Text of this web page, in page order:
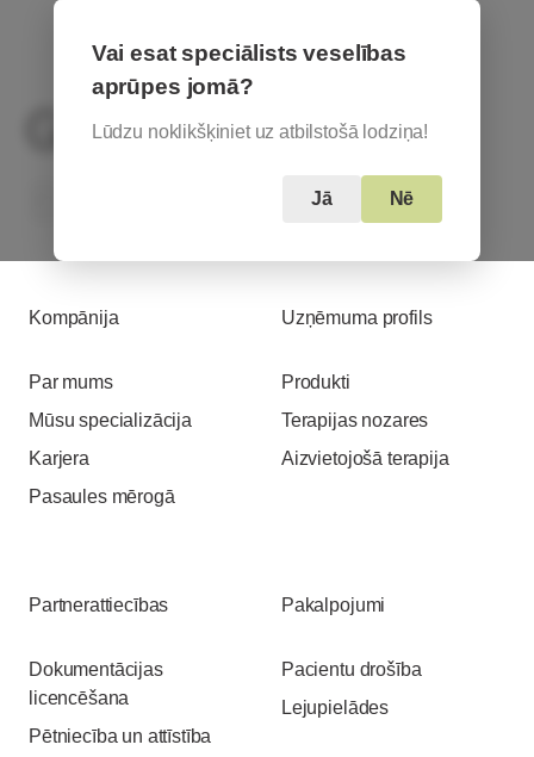
Vai esat speciālists veselības
aprūpes jomā?
Lūdzu noklikšķiniet uz atbilstošā lodziņa!
Jā Nē
Based in Austria
Kompānija
Par mums
Mūsu specializācija
Karjera
Pasaules mērogā
Uzņēmuma profils
Produkti
Terapijas nozares
Aizvietojošā terapija
Partnerattiecības
Dokumentācijas
licencēšana
Pētniecība un attīstība
Pakalpojumi
Pacientu drošība
Lejupielādes